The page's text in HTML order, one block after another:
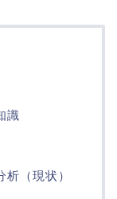
識
（現状）